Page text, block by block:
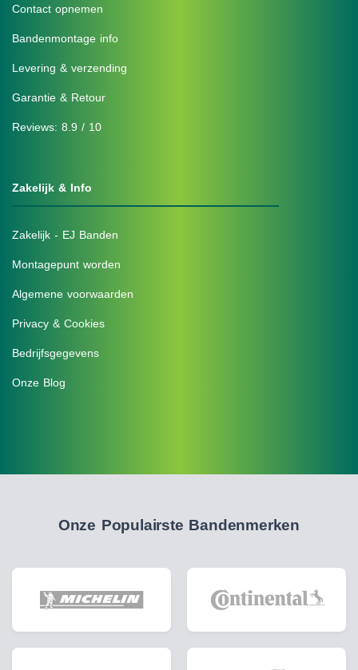
Contact opnemen
Bandenmontage info
Levering & verzending
Garantie & Retour
Reviews: 8.9 / 10
Zakelijk & Info
Zakelijk - EJ Banden
Montagepunt worden
Algemene voorwaarden
Privacy & Cookies
Bedrijfsgegevens
Onze Blog
Onze Populairste Bandenmerken